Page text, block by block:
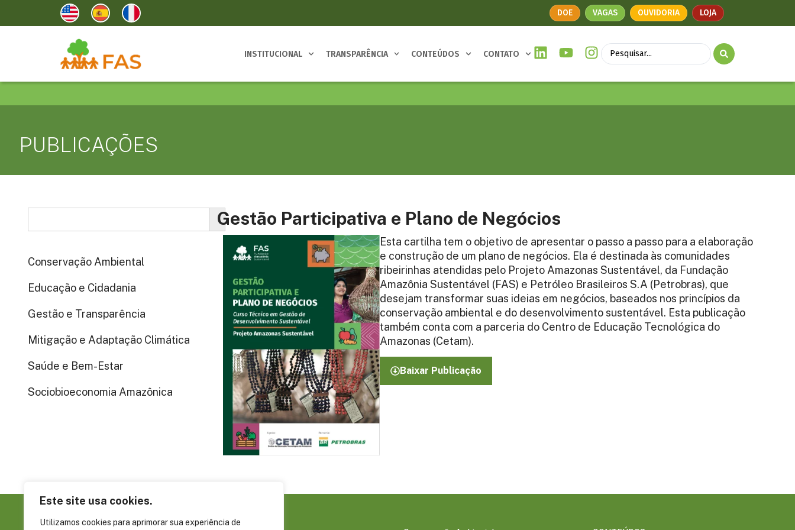
Este site usa cookies.
Utilizamos cookies para aprimorar sua experiência de
DOE VAGAS OUVIDORIA LOJA
INSTITUCIONAL TRANSPARÊNCIA CONTEÚDOS CONTATO
PUBLICAÇÕES
Conservação Ambiental
Educação e Cidadania
Gestão e Transparência
Mitigação e Adaptação Climática
Saúde e Bem-Estar
Sociobioeconomia Amazônica
Gestão Participativa e Plano de Negócios
Esta cartilha tem o objetivo de apresentar o passo a passo para a elaboração
e construção de um plano de negócios. Ela é destinada às comunidades
ribeirinhas atendidas pelo Projeto Amazonas Sustentável, da Fundação
Amazônia Sustentável (FAS) e Petróleo Brasileiros S.A (Petrobras), que
desejam transformar suas ideias em negócios, baseados nos princípios da
conservação ambiental e do desenvolvimento sustentável. Esta publicação
também conta com a parceria do Centro de Educação Tecnológica do
Amazonas (Cetam).
Baixar Publicação